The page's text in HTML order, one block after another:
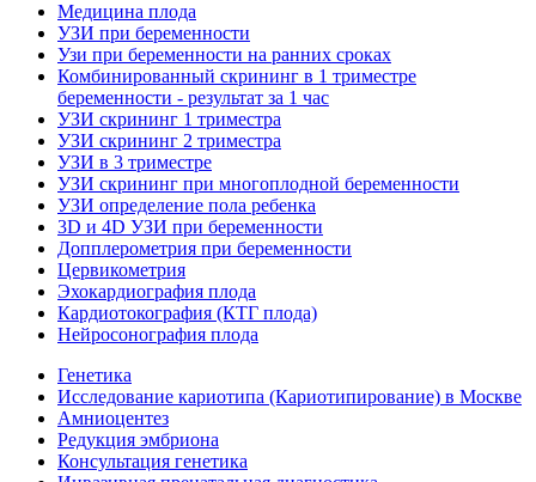
Медицина плода
УЗИ при беременности
Узи при беременности на ранних сроках
Комбинированный скрининг в 1 триместре
беременности - результат за 1 час
УЗИ скрининг 1 триместра
УЗИ скрининг 2 триместра
УЗИ в 3 триместре
УЗИ скрининг при многоплодной беременности
УЗИ определение пола ребенка
3D и 4D УЗИ при беременности
Допплерометрия при беременности
Цервикометрия
Эхокардиография плода
Кардиотокография (КТГ плода)
Нейросонография плода
Генетика
Исследование кариотипа (Кариотипирование) в Москве
Амниоцентез
Редукция эмбриона
Консультация генетика